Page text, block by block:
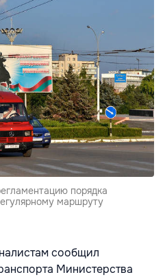
порядка
маршруту
сообщил
Министерства